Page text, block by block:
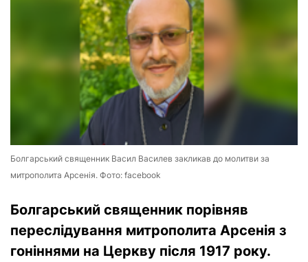
Болгарський священник Васил Василев закликав до молитви за
митрополита Арсенія. Фото: facebook
Болгарський священник порівняв
переслідування митрополита Арсенія з
гоніннями на Церкву після 1917 року.